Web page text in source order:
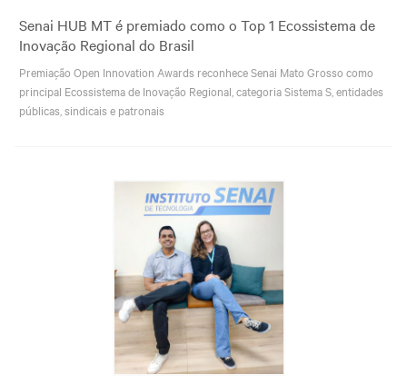
Senai HUB MT é premiado como o Top 1 Ecossistema de
Inovação Regional do Brasil
Premiação Open Innovation Awards reconhece Senai Mato Grosso como
principal Ecossistema de Inovação Regional, categoria Sistema S, entidades
públicas, sindicais e patronais